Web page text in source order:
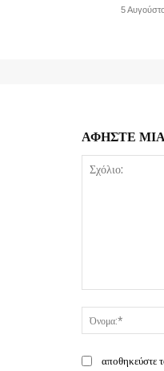
5
ΑΦΗΣΤΕ
αποθηκεύστε